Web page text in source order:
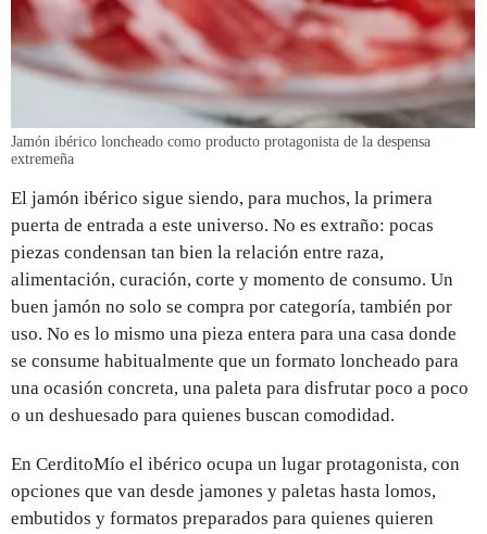
Jamón ibérico loncheado como producto protagonista de la despensa
extremeña
El jamón ibérico sigue siendo, para muchos, la primera
puerta de entrada a este universo. No es extraño: pocas
piezas condensan tan bien la relación entre raza,
alimentación, curación, corte y momento de consumo. Un
buen jamón no solo se compra por categoría, también por
uso. No es lo mismo una pieza entera para una casa donde
se consume habitualmente que un formato loncheado para
una ocasión concreta, una paleta para disfrutar poco a poco
o un deshuesado para quienes buscan comodidad.
En CerditoMío el ibérico ocupa un lugar protagonista, con
opciones que van desde jamones y paletas hasta lomos,
embutidos y formatos preparados para quienes quieren